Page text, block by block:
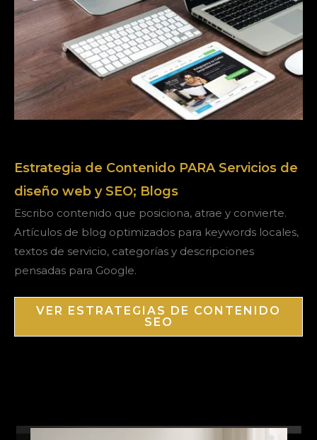
Estrategia de Contenido PARA Servicios de
diseño web y SEO; Blogs
Escribo contenido que posiciona, atrae y convierte.
Artículos de blog optimizados para keywords locales,
textos de servicio, categorías y descripciones
pensadas para Google.
VER ESTRATEGIAS DE CONTENIDO
SEO